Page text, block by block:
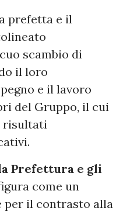
prefetta e il
scambio di
il loro
e il lavoro
del Gruppo, il cui
risultati
Prefettura e gli
come un
per il contrasto alla